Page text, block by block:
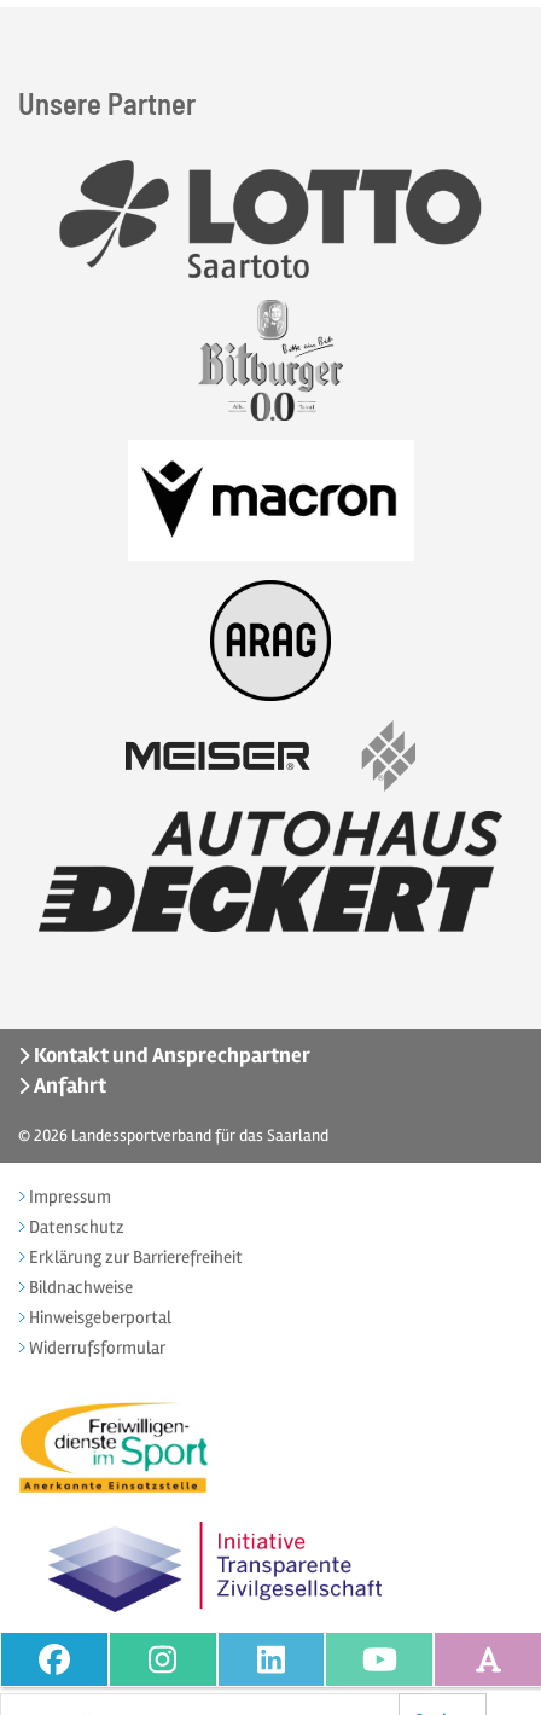
Unsere Partner
Kontakt und Ansprechpartner
Anfahrt
© 2026 Landessportverband für das Saarland
Impressum
Datenschutz
Erklärung zur Barrierefreiheit
Bildnachweise
Hinweisgeberportal
Widerrufsformular